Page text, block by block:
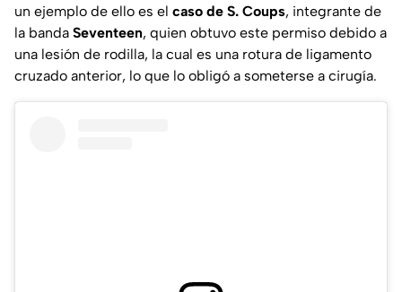
un ejemplo de ello es el caso de S. Coups, integrante de
la banda Seventeen, quien obtuvo este permiso debido a
una lesión de rodilla, la cual es una rotura de ligamento
cruzado anterior, lo que lo obligó a someterse a cirugía.